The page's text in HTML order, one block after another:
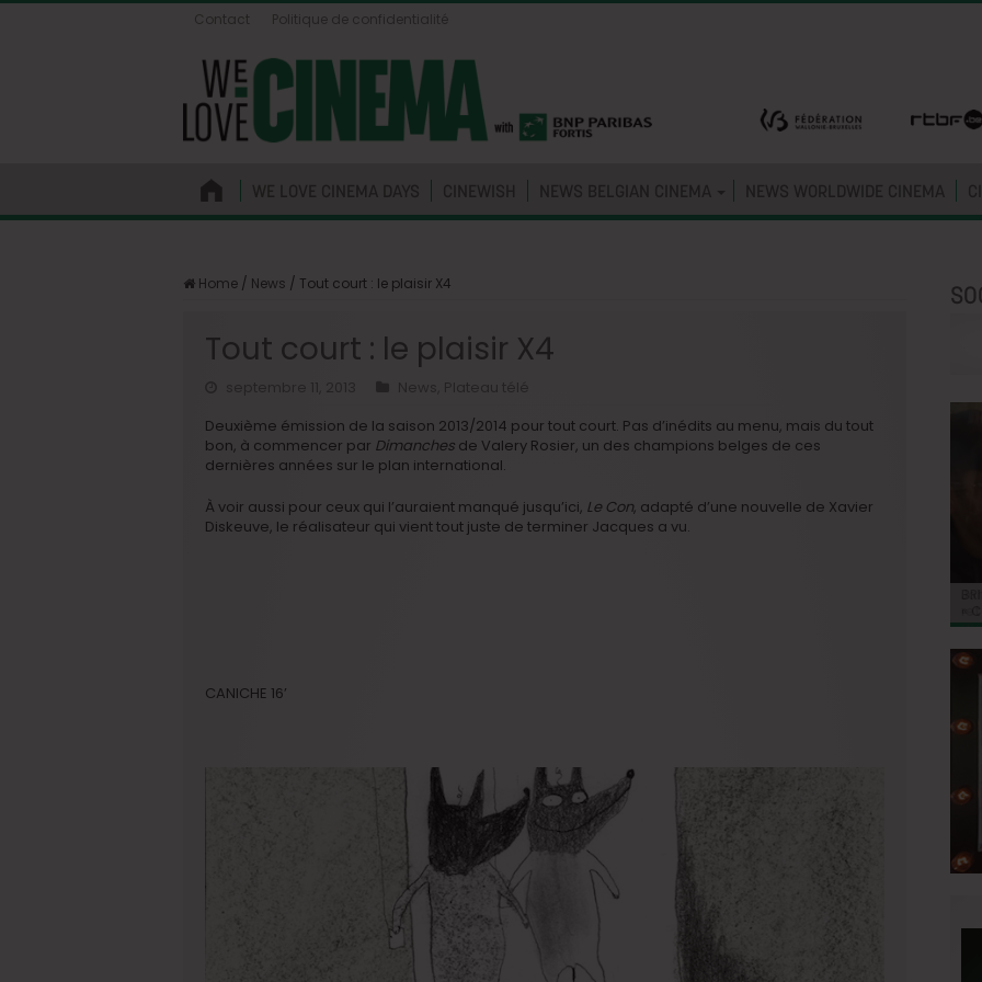
Contact Politique de confidentialité
WE LOVE CINEMA DAYS CINEWISH NEWS BELGIAN CINEMA NEWS WORLDWIDE CINEMA
Home / News / Tout court : le plaisir X4
Tout court : le plaisir X4
Deuxième émission de la saison 2013/2014 pour tout court. Pas d’inédits au menu, mais du tout
bon, à commencer par Dimanches de Valery Rosier, un des champions belges de ces
dernières années sur le plan international.
À voir aussi pour ceux qui l’auraient manqué jusqu’ici, Le Con, adapté d’une nouvelle de Xavier
Diskeuve, le réalisateur qui vient tout juste de terminer Jacques a vu.
CANICHE 16’
du